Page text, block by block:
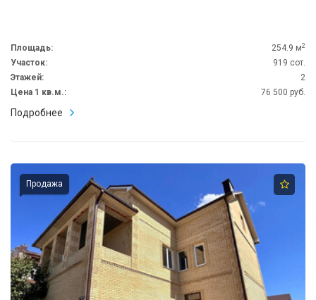
Площадь: 254.9 м2
Участок:
919 сот.
Этажей:
2
Цена 1 кв.м.:
76 500 руб.
Подробнее
Продажа